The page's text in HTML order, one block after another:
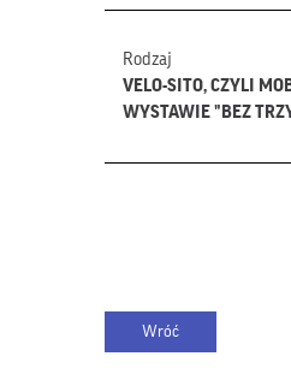
Rodzaj
VELO-SITO, CZYLI
WYSTAWIE "BEZ